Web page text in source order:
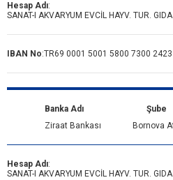
Hesap Adı:
SANAT-I AKVARYUM EVCİL HAYV. TUR.
IBAN No:TR69 0001 5001 5800 7300
Banka Adı
Ziraat Bankası
Şube
Bornova
Hesap Adı:
SANAT-I AKVARYUM EVCİL HAYV. TUR.